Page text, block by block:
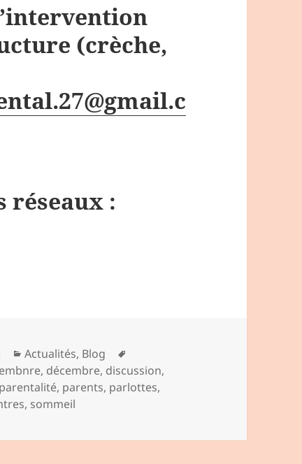
(crèche,
réseaux :
Actualités, Blog
, décembre, discussion,
parentalité, parents, parlottes,
, sommeil